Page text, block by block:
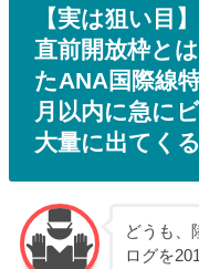
【実は狙い目
直前開放枠と
たANA国際線
月以内に急に
大量に出てく
どうも、
ログを